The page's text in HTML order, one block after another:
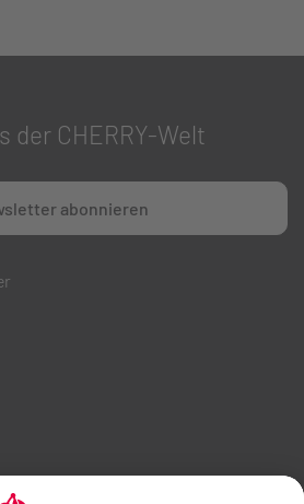
der CHERRY-Welt
abonnieren